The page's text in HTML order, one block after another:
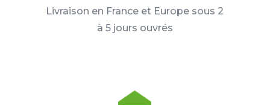
Livraison en France et Europe sous 2
à 5 jours ouvrés